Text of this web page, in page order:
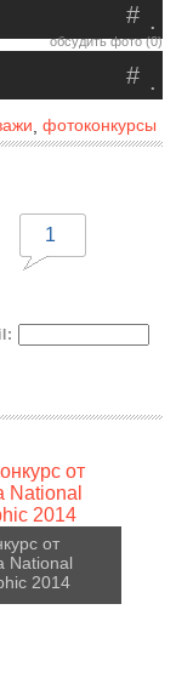
.
#
обсудить фото (0)
.
#
фотоконкурсы
1
от
National
2014